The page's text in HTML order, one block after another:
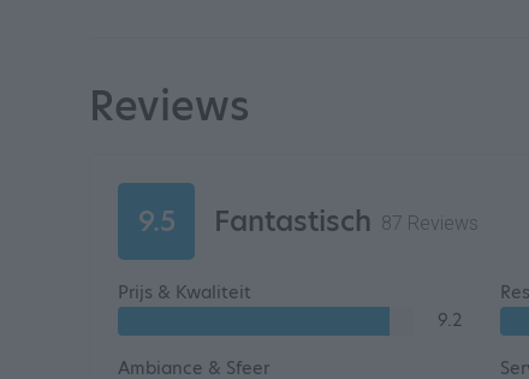
Reviews
9.5 Fantastisch 87 Reviews
Prijs & Kwaliteit
9.2
Ambiance & Sfeer